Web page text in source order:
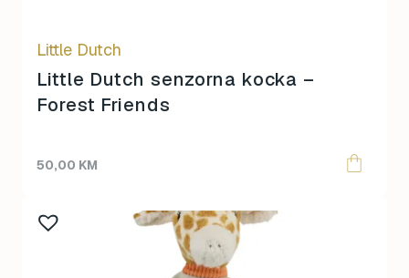
Little Dutch
Little Dutch senzorna kocka –
Forest Friends
50,00 KM